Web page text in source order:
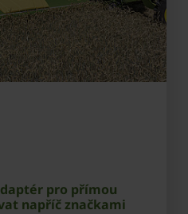
pro přímou
napříč značkami